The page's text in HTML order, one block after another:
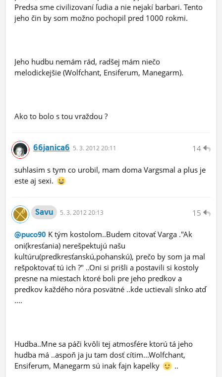
Predsa sme civilizovaní ľudia a nie nejakí barbari. Tento
jeho čin by som možno pochopil pred 1000 rokmi.
Jeho hudbu nemám rád, radšej mám niečo
melodickejšie (Wolfchant, Ensiferum, Manegarm).
Ako to bolo s tou vraždou ?
14
66janica6 5. 3. 2012 20:11
suhlasim s tym co urobil, mam doma Vargsmal a plus je
este aj sexi.
15
Savu 5. 3. 2012 20:13
@puco90 K tým kostolom..Budem citovať Varga ."Ak
oni(kresťania) nerešpektujú našu
kultúru(predkresťanskú,pohanskú), prečo by som ja mal
rešpoktovať tú ich ?" ..Oni si prišli a postavili si kostoly
presne na miestach ktoré boli pre jeho predkov a
predkov každého nóra posvätné ..kde uctievali slnko atď
....
Hudba..Mne sa páči kvôli tej atmosfére ktorú tá jeho
hudba má ..aspoň ja ju tam dosť cítim...Wolfchant,
Ensiferum, Manegarm sú inak fajn kapelky
..